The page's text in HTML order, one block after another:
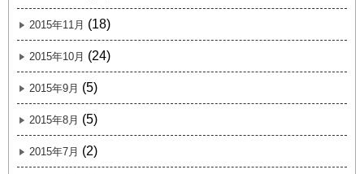
2015年11月 (18)
2015年10月 (24)
2015年9月 (5)
2015年8月 (5)
2015年7月 (2)